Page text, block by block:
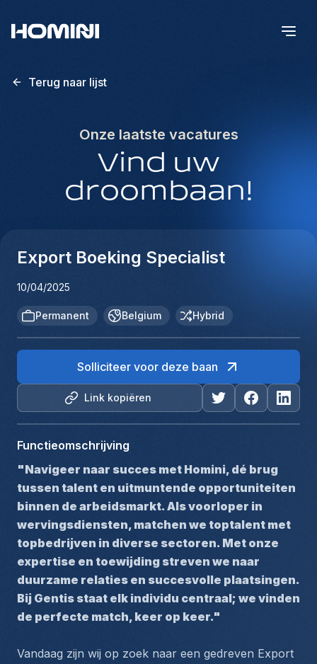
Terug naar lijst
Onze laatste vacatures
Vind uw
droombaan!
Export Boeking Specialist
10/04/2025
Permanent Belgium Hybrid
Link kopiëren
Solliciteer voor deze baan
Functieomschrijving
"Navigeer naar succes met Homini, dé brug
tussen talent en uitmuntende opportuniteiten
binnen de arbeidsmarkt. Als voorloper in
wervingsdiensten, matchen we toptalent met
topbedrijven in diverse sectoren. Met onze
expertise en toewijding streven we naar
duurzame relaties en succesvolle plaatsingen.
Bij Gentis staat elk individu centraal; we vinden
de perfecte match, keer op keer."
Vandaag zijn wij op zoek naar een gedreven Export